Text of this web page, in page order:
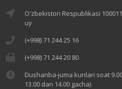
O'zbekiston Respublikasi
uy
(+998) 71 244 25 16
(+998) 71 244 20 80
Dushanba-juma kunlari soat
13.00 dan 14.00 gacha)